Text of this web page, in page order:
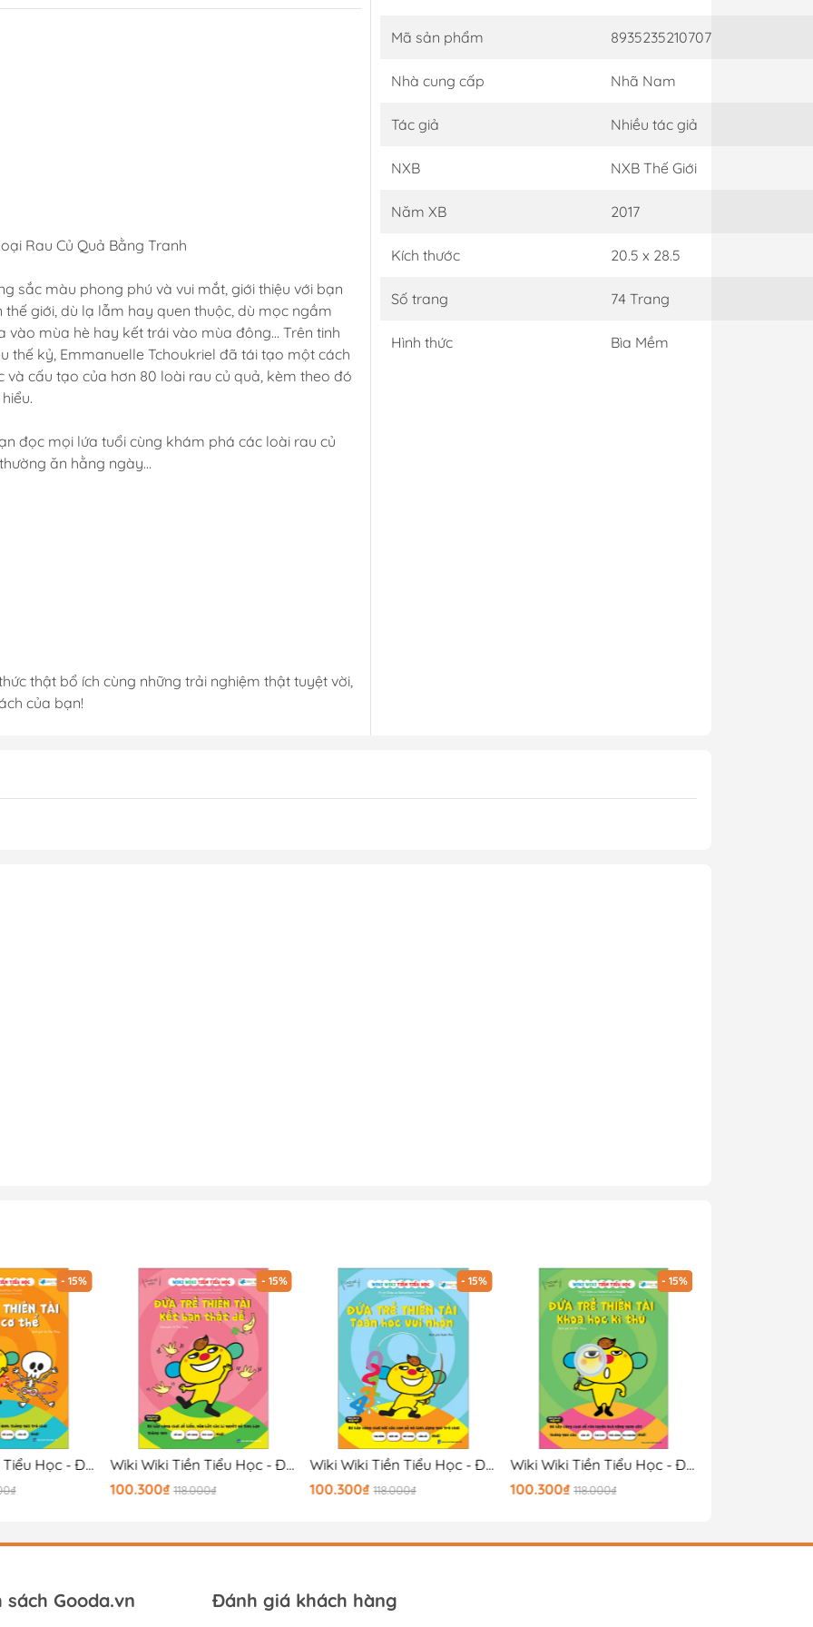
Rau Củ Quả Bằng Tranh
sắc màu phong phú và vui mắt, giới thiệu với bạn
giới, dù lạ lẫm hay quen thuộc, dù mọc ngầm
mùa hè hay kết trái vào mùa đông… Trên tinh
thế kỷ, Emmanuelle Tchoukriel đã tái tạo một cách
và cấu tạo của hơn 80 loài rau củ quả, kèm theo đó
đọc mọi lứa tuổi cùng khám phá các loài rau củ
ăn hằng ngày…
thật bổ ích cùng những trải nghiệm thật tuyệt vời,
của bạn!
Mã sản phẩm 8935235210707
Nhà cung cấp Nhã Nam
Tác giả Nhiều tác giả
NXB NXB Thế Giới
Năm XB 2017
Kích thước 20.5 x 28.5
Số trang 74 Trang
Hình thức Bìa Mềm
- 15%
Wiki Wiki Tiền Tiểu Học - Đứa Trẻ Thiên Tài - Bí Ẩn Cơ Thể
- 15%
Wiki Wiki Tiền Tiểu Học - Đứa Trẻ Thiên Tài - Kết Bạn Thật Dễ
100.300₫ 118.000₫
- 15%
Wiki Wiki Tiền Tiểu Học - Đứa Trẻ Thiên Tài - Toán Học Vui Nhộn
100.300₫ 118.000₫
- 15%
Wiki Wiki Tiền Tiểu Học - Đứa Trẻ Thiên Tài - Khoa Học Kỳ Thú
100.300₫ 118.000₫
sách Gooda.vn Đánh giá khách hàng